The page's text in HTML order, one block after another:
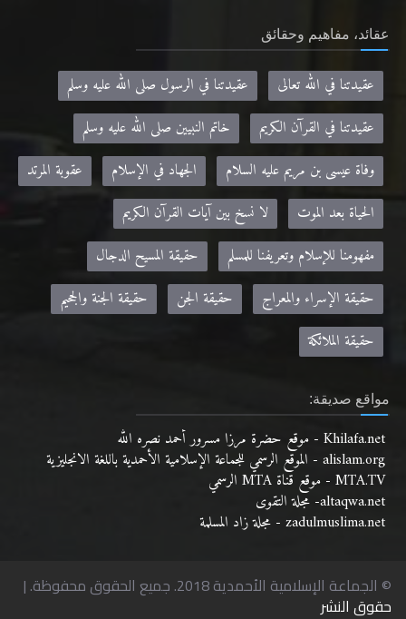
عقائد، مفاهيم وحقائق
عقيدتنا في الله تعالى
عقيدتنا في الرسول صلى الله عليه وسلم
عقيدتنا في القرآن الكريم
خاتم النبيين صلى الله عليه وسلم
وفاة عيسى بن مريم عليه السلام
الجهاد في الإسلام
عقوبة المرتد
الحياة بعد الموت
لا نسخ بين آيات القرآن الكريم
مفهومنا للإسلام وتعريفنا للمسلم
حقيقة المسيح الدجال
حقيقة الإسراء والمعراج
حقيقة الجن
حقيقة الجنة والجحيم
حقيقة الملائكة
مواقع صديقة:
Khilafa.net - موقع حضرة مرزا مسرور أحمد نصره الله
alislam.org - الموقع الرسمي للجماعة الإسلامية الأحمدية باللغة الانجليزية
MTA.TV - موقع قناة MTA الرسمي
altaqwa.net- مجلة التقوى
zadulmuslima.net - مجلة زاد المسلمة
© الجماعة الإسلامية الأحمدية 2018. جميع الحقوق محفوظة. |
حقوق النشر